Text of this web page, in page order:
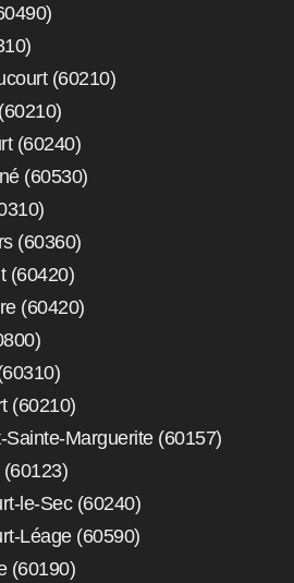
(60210)
(60240)
(60530)
(60360)
(60420)
(60420)
(60210)
Sainte-Marguerite (60157)
le-Sec (60240)
Léage (60590)
(60190)